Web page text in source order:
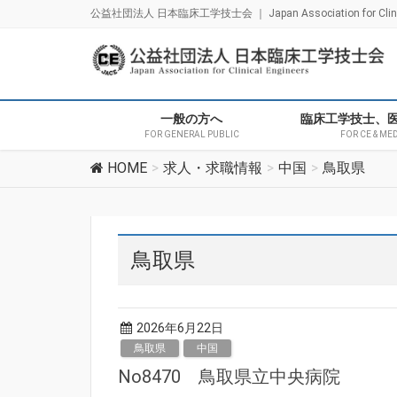
公益社団法人 日本臨床工学技士会 ｜ Japan Association for
一般の方へ
FOR GENERAL PUBLIC
臨床工学技士、
FOR CE &
HOME 求人・求職情報 中国 鳥取県
鳥取県
2026年6月22日
鳥取県 中国
No8470 鳥取県立中央病院